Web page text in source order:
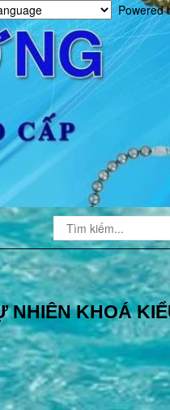
Powered
NHIÊN KHOÁ